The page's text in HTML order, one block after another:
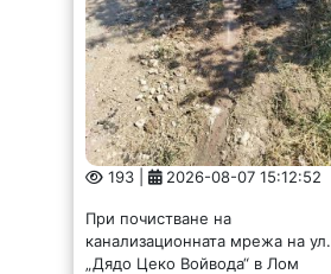
193 | 2026-08-07 15:12:52
При почистване на
канализационната мрежа на ул.
„Дядо Цеко Войвода“ в Лом